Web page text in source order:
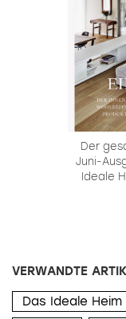
Der
Juni-
Ideale
VERWANDTE
Das Ideale Heim